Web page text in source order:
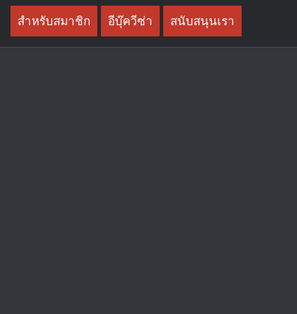
Skip
content
สำหรับสมาชิก อีบุ๊ควีซ่า สนับสนุนเรา